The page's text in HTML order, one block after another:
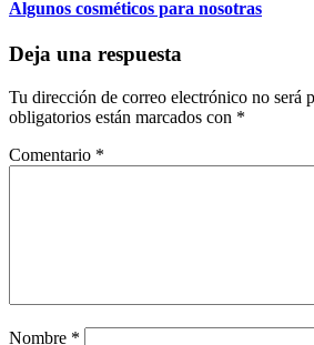
Algunos cosméticos para nosotras
Deja una respuesta
Tu dirección de correo electrónico no será
obligatorios están marcados con *
Comentario *
Nombre *